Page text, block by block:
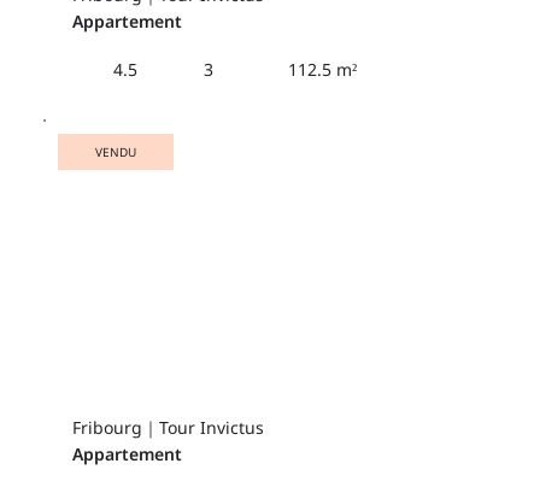
Appartement
4.5 3 112.5 m²
VENDU
Fribourg｜Tour Invictus
Appartement